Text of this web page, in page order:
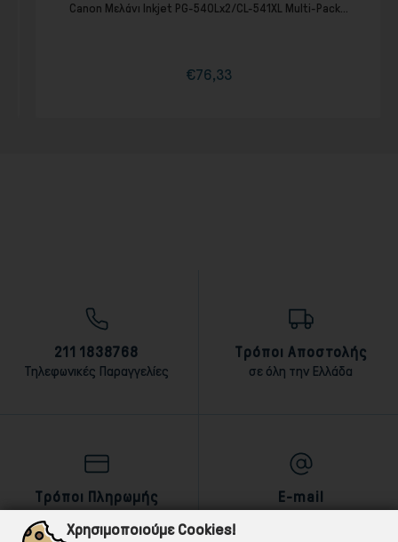
Canon Μελάνι Inkjet PG-540Lx2/CL-541XL Multi-Pack...
Τιμή
€76,33
Κανονική
211 1838768
Τηλεφωνικές Παραγγελίες
Τρόποι Αποστολής
σε όλη την Ελλάδα
Τρόποι Πληρωμής E-mail
Χρησιμοποιούμε Cookies!